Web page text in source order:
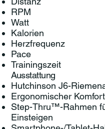
RPM
Watt
Kalorien
Herzfrequenz
Pace
Trainingszeit
Ausstattung
Hutchinson J6-
Ergonomischer
Step-Thru™-Rahmen
Einsteigen